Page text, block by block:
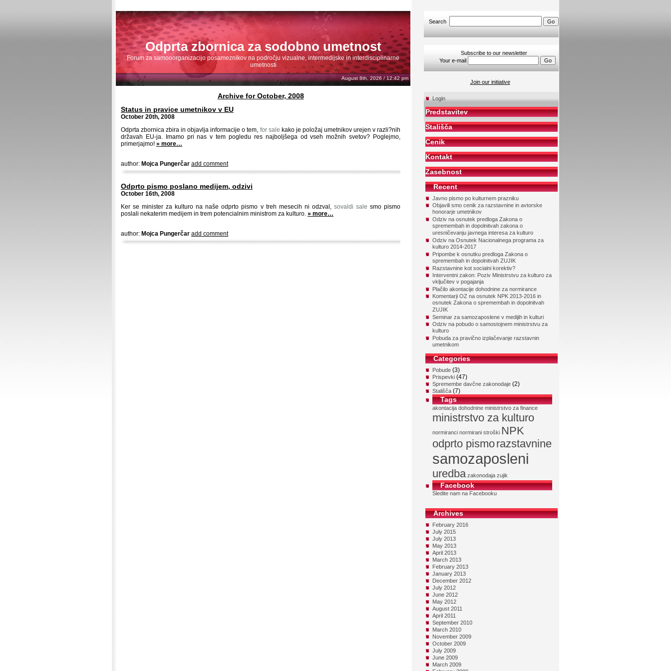
August 8th, 2026 / 12:42 pm
Odprta zbornica za sodobno umetnost
Forum za samooorganizacijo posameznikov na področju vizualne, intermedijske in interdisciplinarne
umetnosti
Archive for October, 2008
Status in pravice umetnikov v EU
October 20th, 2008
Odprta zbornica zbira in objavlja informacije o tem, for sale kako je položaj umetnikov urejen v razli?nih
državah EU-ja. Imamo pri nas v tem pogledu res najboljšega od vseh možnih svetov? Poglejmo,
primerjajmo! » more…
author: Mojca Pungerčar add comment
Odprto pismo poslano medijem, odzivi
October 16th, 2008
Ker se minister za kulturo na naše odprto pismo v treh mesecih ni odzval, sovaldi sale smo pismo
poslali nekaterim medijem in trem potencialnim ministrom za kulturo. » more…
author: Mojca Pungerčar add comment
Search
Subscribe to our newsletter
Your e-mail
Join our initiative
Login
Predstavitev
Stališča
Cenik
Kontakt
Zasebnost
Recent
Javno pismo po kulturnem prazniku
Objavili smo cenik za razstavnine in avtorske
honorarje umetnikov
Odziv na osnutek predloga Zakona o
spremembah in dopolnitvah zakona o
uresničevanju javnega interesa za kulturo
Odziv na Osnutek Nacionalnega programa za
kulturo 2014-2017
Pripombe k osnutku predloga Zakona o
spremembah in dopolnitvah ZUJIK
Razstavnine kot socialni korektiv?
Interventni zakon: Poziv Ministrstvu za kulturo za
vključitev v pogajanja
Plačilo akontacije dohodnine za normirance
Komentarji OZ na osnutek NPK 2013-2016 in
osnutek Zakona o spremembah in dopolnitvah
ZUJIK
Seminar za samozaposlene v medijih in kulturi
Odziv na pobudo o samostojnem ministrstvu za
kulturo
Pobuda za pravično izplačevanje razstavnin
umetnikom
Categories
Pobude (3)
Prispevki (47)
Spremembe davčne zakonodaje (2)
Stališča (7)
Tags
akontacija dohodnine ministrstvo za finance
ministrstvo za kulturo
normiranci normirani stroški NPK
odprto pismorazstavnine
samozaposleni
uredba zakonodaja zujik
Facebook
Sledite nam na Facebooku
Archives
February 2016
July 2015
July 2013
May 2013
April 2013
March 2013
February 2013
January 2013
December 2012
July 2012
June 2012
May 2012
August 2011
April 2011
September 2010
March 2010
November 2009
October 2009
July 2009
June 2009
March 2009